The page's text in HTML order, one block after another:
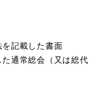
を記載した書面
た通常総会（又は総代